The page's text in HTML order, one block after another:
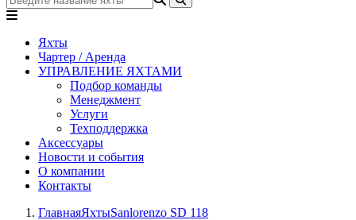
Яхты
Чартер / Аренда
УПРАВЛЕНИЕ ЯХТАМИ
Подбор команды
Менеджмент
Услуги
Техподдержка
Аксессуары
Новости и события
О компании
Контакты
ГлавнаяЯхтыSanlorenzo SD 118